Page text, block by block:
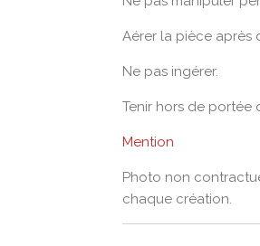
Aérer la pièce après
Ne pas ingérer.
Tenir hors de portée
Mention
Photo non
chaque création.